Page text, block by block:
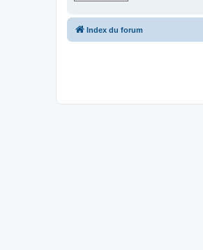
Index du forum